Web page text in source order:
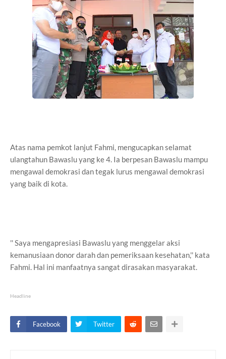
Atas nama pemkot lanjut Fahmi, mengucapkan selamat
ulangtahun Bawaslu yang ke 4. Ia berpesan Bawaslu mampu
mengawal demokrasi dan tegak lurus mengawal demokrasi
yang baik di kota.
'' Saya mengapresiasi Bawaslu yang menggelar aksi
kemanusiaan donor darah dan pemeriksaan kesehatan,'' kata
Fahmi. Hal ini manfaatnya sangat dirasakan masyarakat.
Headline
Facebook Twitter